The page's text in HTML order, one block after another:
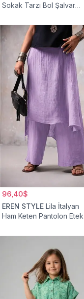
Sokak Tarzı Bol Şalvar
96,40$
EREN STYLE Lila İtalyan
Ham Keten Pantolon Etek